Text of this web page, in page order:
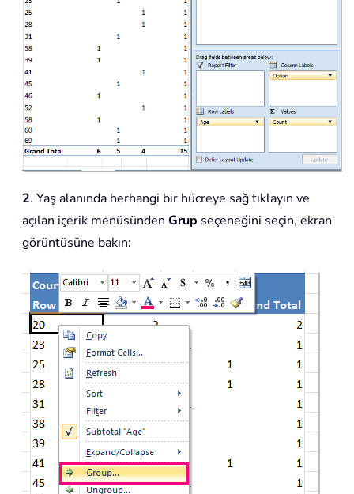
2. Yaş alanında herhangi bir hücreye sağ tıklayın ve
açılan içerik menüsünden Grup seçeneğini seçin, ekran
görüntüsüne bakın: